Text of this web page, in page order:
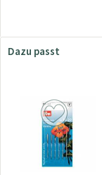
Dazu passt